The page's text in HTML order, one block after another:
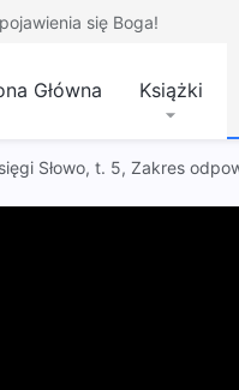
się Boga!
Główna Książki
Słowo, t. 5, Zakres